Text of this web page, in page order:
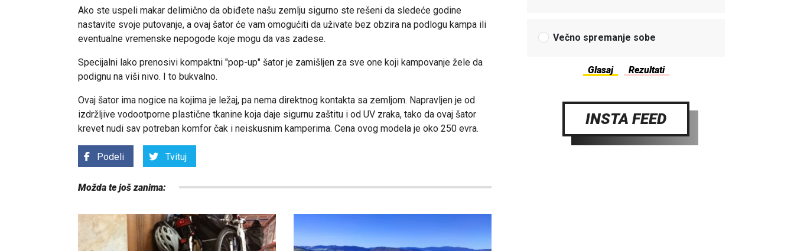
Ako ste uspeli makar delimično da obiđete našu zemlju sigurno ste rešeni da sledeće godine
nastavite svoje putovanje, a ovaj šator će vam omogućiti da uživate bez obzira na podlogu kampa ili
eventualne vremenske nepogode koje mogu da vas zadese.
Specijalni lako prenosivi kompaktni "pop-up" šator je zamišljen za sve one koji kampovanje žele da
podignu na viši nivo. I to bukvalno.
Ovaj šator ima nogice na kojima je ležaj, pa nema direktnog kontakta sa zemljom. Napravljen je od
izdržljive vodootporne plastične tkanine koja daje sigurnu zaštitu i od UV zraka, tako da ovaj šator
krevet nudi sav potreban komfor čak i neiskusnim kamperima. Cena ovog modela je oko 250 evra.
Podeli Tvituj
Možda te još zanima:
Večno spremanje sobe
INSTA FEED